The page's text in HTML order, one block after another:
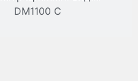
DM1100 C